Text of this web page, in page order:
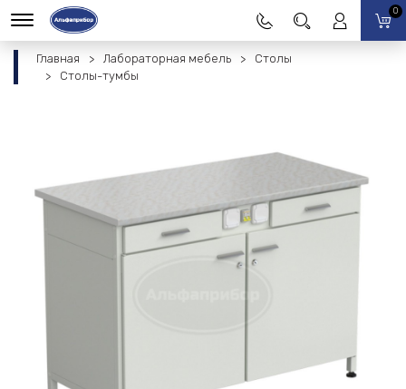
0
Главная Лабораторная мебель
Столы
Столы-тумбы